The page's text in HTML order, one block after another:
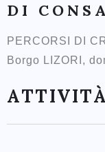
DI
PERCORSI DI
Borgo LIZORI,
ATTIVITÀ